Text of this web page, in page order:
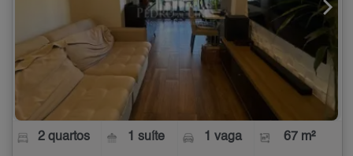
2 quartos 1 suíte 1 vaga 67 m²